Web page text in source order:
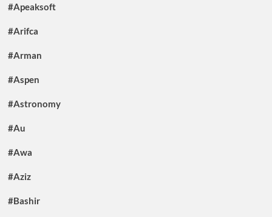
#Apeaksoft
#Arifca
#Arman
#Aspen
#Astronomy
#Au
#Awa
#Aziz
#Bashir